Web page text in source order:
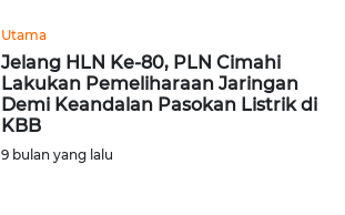
Utama
Jelang HLN Ke-80, PLN Cimahi
Lakukan Pemeliharaan Jaringan
Demi Keandalan Pasokan Listrik di
KBB
9 bulan yang lalu